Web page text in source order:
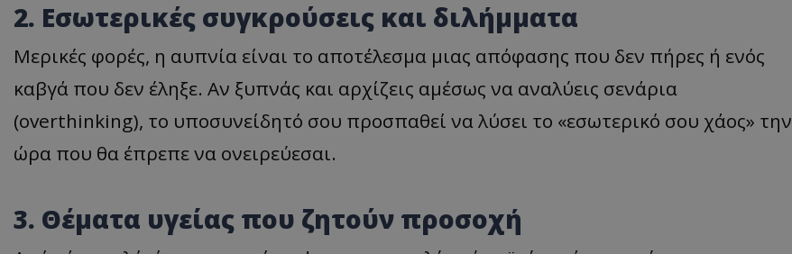
2. Εσωτερικές συγκρούσεις και διλήμματα
Μερικές φορές, η αυπνία είναι το αποτέλεσμα μιας απόφασης που δεν πήρες ή ενός
καβγά που δεν έληξε. Αν ξυπνάς και αρχίζεις αμέσως να αναλύεις σενάρια
(overthinking), το υποσυνείδητό σου προσπαθεί να λύσει το «εσωτερικό σου χάος» την
ώρα που θα έπρεπε να ονειρεύεσαι.
3. Θέματα υγείας που ζητούν προσοχή